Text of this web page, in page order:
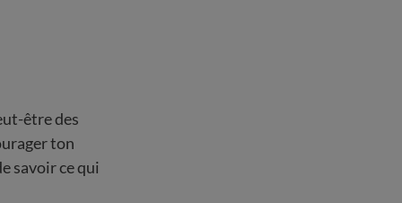
être des
ton
savoir ce qui